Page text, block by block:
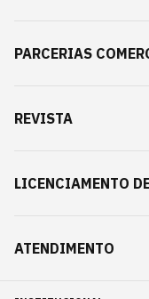
PARCERIAS
REVISTA
LICENCIAMENTO
ATENDIMENTO